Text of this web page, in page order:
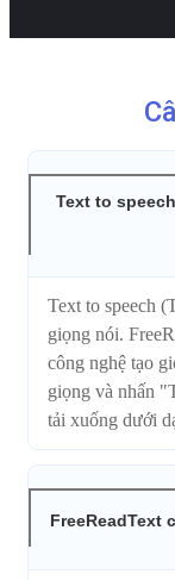
Text to
Text to speech
giọng nói.
công nghệ tạo
giọng và nhấn
tải xuống dưới
FreeReadText